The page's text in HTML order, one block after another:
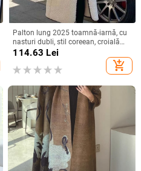
Palton lung 2025 toamnă-iarnă, cu
nasturi dubli, stil coreean, croială
lejeră, dreaptă, pentru femei, cu lână
114.63 Lei
add_shopping_cart